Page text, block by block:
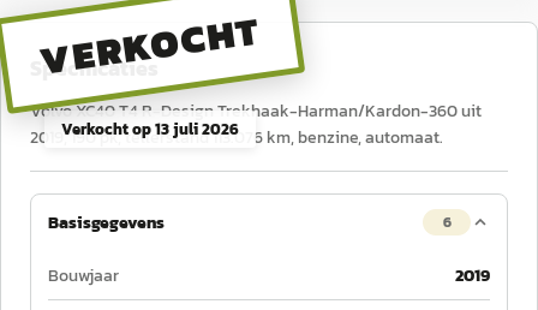
VERKOCHT
Verkocht op13 juli 2026
Specificaties
Volvo XC40 T4 R-Design Trekhaak-Harman/Kardon-360 uit
2019, 190 pk, tellerstand 113.076 km, benzine, automaat.
Basisgegevens 6
Bouwjaar
2019